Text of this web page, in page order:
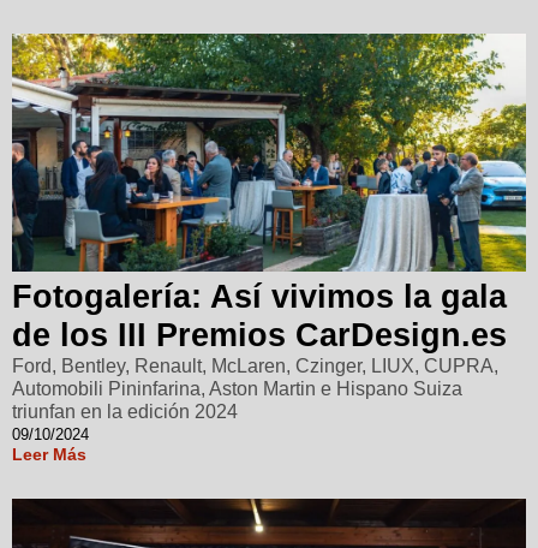
Fotogalería: Así vivimos la gala
de los III Premios CarDesign.es
Ford, Bentley, Renault, McLaren, Czinger, LIUX, CUPRA,
Automobili Pininfarina, Aston Martin e Hispano Suiza
triunfan en la edición 2024
09/10/2024
Leer Más